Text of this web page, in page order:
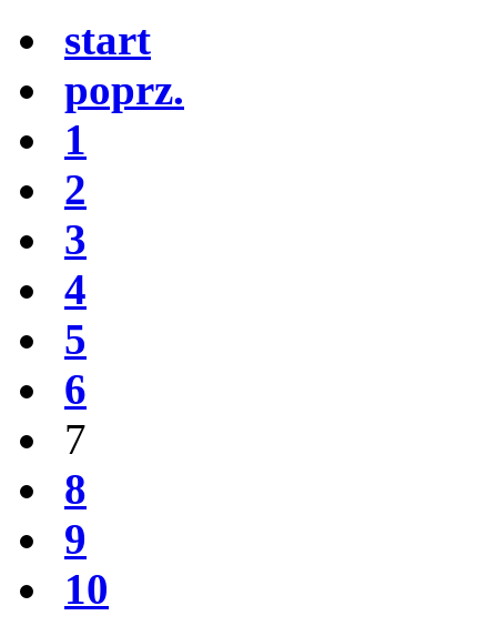
start
poprz.
1
2
3
4
5
6
7
8
9
10